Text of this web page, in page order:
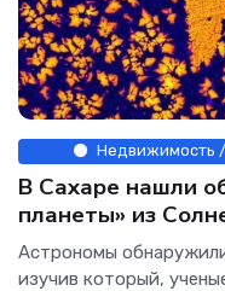
Недвижимость /
В Сахаре нашли
планеты» из
Астрономы
изучив который,